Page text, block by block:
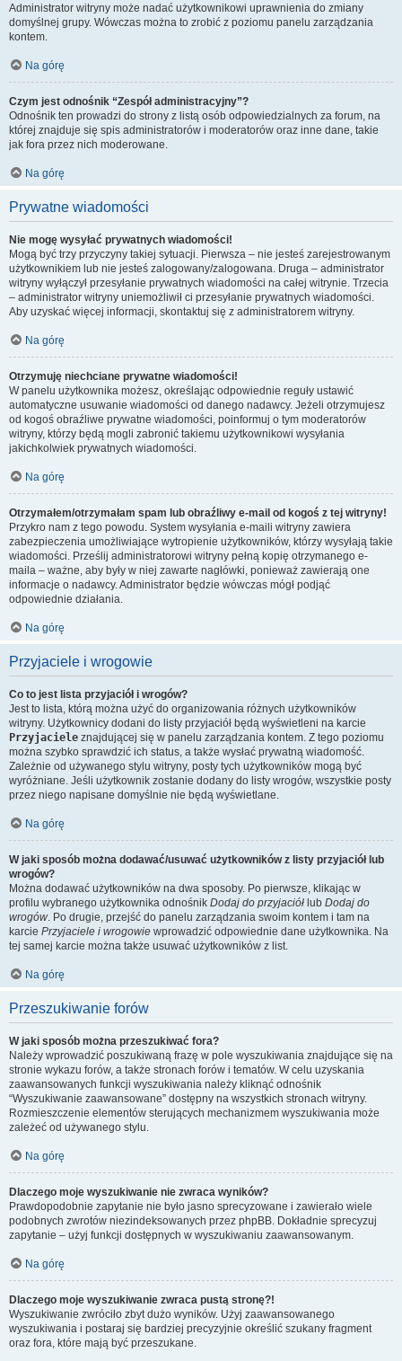
Administrator witryny może nadać użytkownikowi uprawnienia do zmiany
domyślnej grupy. Wówczas można to zrobić z poziomu panelu zarządzania
kontem.
Na górę
Czym jest odnośnik “Zespół administracyjny”?
Odnośnik ten prowadzi do strony z listą osób odpowiedzialnych za forum, na
której znajduje się spis administratorów i moderatorów oraz inne dane, takie
jak fora przez nich moderowane.
Na górę
Prywatne wiadomości
Nie mogę wysyłać prywatnych wiadomości!
Mogą być trzy przyczyny takiej sytuacji. Pierwsza – nie jesteś zarejestrowanym
użytkownikiem lub nie jesteś zalogowany/zalogowana. Druga – administrator
witryny wyłączył przesyłanie prywatnych wiadomości na całej witrynie. Trzecia
– administrator witryny uniemożliwił ci przesyłanie prywatnych wiadomości.
Aby uzyskać więcej informacji, skontaktuj się z administratorem witryny.
Na górę
Otrzymuję niechciane prywatne wiadomości!
W panelu użytkownika możesz, określając odpowiednie reguły ustawić
automatyczne usuwanie wiadomości od danego nadawcy. Jeżeli otrzymujesz
od kogoś obraźliwe prywatne wiadomości, poinformuj o tym moderatorów
witryny, którzy będą mogli zabronić takiemu użytkownikowi wysyłania
jakichkolwiek prywatnych wiadomości.
Na górę
Otrzymałem/otrzymałam spam lub obraźliwy e-mail od kogoś z tej witryny!
Przykro nam z tego powodu. System wysyłania e-maili witryny zawiera
zabezpieczenia umożliwiające wytropienie użytkowników, którzy wysyłają takie
wiadomości. Prześlij administratorowi witryny pełną kopię otrzymanego e-
maila – ważne, aby były w niej zawarte nagłówki, ponieważ zawierają one
informacje o nadawcy. Administrator będzie wówczas mógł podjąć
odpowiednie działania.
Na górę
Przyjaciele i wrogowie
Co to jest lista przyjaciół i wrogów?
Jest to lista, którą można użyć do organizowania różnych użytkowników
witryny. Użytkownicy dodani do listy przyjaciół będą wyświetleni na karcie
Przyjaciele znajdującej się w panelu zarządzania kontem. Z tego poziomu
można szybko sprawdzić ich status, a także wysłać prywatną wiadomość.
Zależnie od używanego stylu witryny, posty tych użytkowników mogą być
wyróżniane. Jeśli użytkownik zostanie dodany do listy wrogów, wszystkie posty
przez niego napisane domyślnie nie będą wyświetlane.
Na górę
W jaki sposób można dodawać/usuwać użytkowników z listy przyjaciół lub
wrogów?
Można dodawać użytkowników na dwa sposoby. Po pierwsze, klikając w
profilu wybranego użytkownika odnośnik Dodaj do przyjaciół lub Dodaj do
wrogów. Po drugie, przejść do panelu zarządzania swoim kontem i tam na
karcie Przyjaciele i wrogowie wprowadzić odpowiednie dane użytkownika. Na
tej samej karcie można także usuwać użytkowników z list.
Na górę
Przeszukiwanie forów
W jaki sposób można przeszukiwać fora?
Należy wprowadzić poszukiwaną frazę w pole wyszukiwania znajdujące się na
stronie wykazu forów, a także stronach forów i tematów. W celu uzyskania
zaawansowanych funkcji wyszukiwania należy kliknąć odnośnik
“Wyszukiwanie zaawansowane” dostępny na wszystkich stronach witryny.
Rozmieszczenie elementów sterujących mechanizmem wyszukiwania może
zależeć od używanego stylu.
Na górę
Dlaczego moje wyszukiwanie nie zwraca wyników?
Prawdopodobnie zapytanie nie było jasno sprecyzowane i zawierało wiele
podobnych zwrotów niezindeksowanych przez phpBB. Dokładnie sprecyzuj
zapytanie – użyj funkcji dostępnych w wyszukiwaniu zaawansowanym.
Na górę
Dlaczego moje wyszukiwanie zwraca pustą stronę?!
Wyszukiwanie zwróciło zbyt dużo wyników. Użyj zaawansowanego
wyszukiwania i postaraj się bardziej precyzyjnie określić szukany fragment
oraz fora, które mają być przeszukane.